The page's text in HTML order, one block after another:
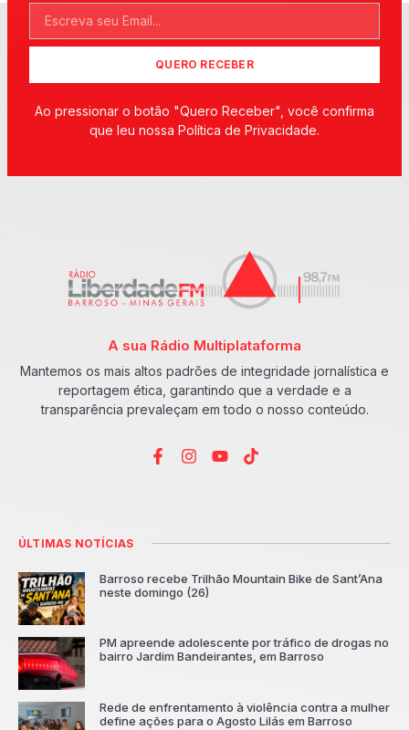
QUERO RECEBER
Ao pressionar o botão "Quero Receber", você confirma
que leu nossa Política de Privacidade.
A sua Rádio Multiplataforma
Mantemos os mais altos padrões de integridade jornalística e
reportagem ética, garantindo que a verdade e a
transparência prevaleçam em todo o nosso conteúdo.
ÚLTIMAS NOTÍCIAS
Barroso recebe Trilhão Mountain Bike de Sant’Ana
neste domingo (26)
PM apreende adolescente por tráfico de drogas no
bairro Jardim Bandeirantes, em Barroso
Rede de enfrentamento à violência contra a mulher
define ações para o Agosto Lilás em Barroso